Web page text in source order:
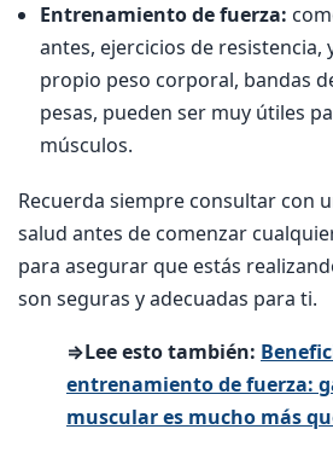
Entrenamiento de fuerza:
antes, ejercicios de resistencia,
propio peso corporal, bandas
pesas, pueden ser muy útiles
músculos.
Recuerda siempre consultar con
salud antes de comenzar
para asegurar que estás
son seguras y adecuadas para ti.
⇒Lee esto también:
entrenamiento de fuerza:
muscular es mucho más